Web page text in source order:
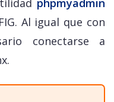
phpmyadmin
Al igual que con
conectarse a